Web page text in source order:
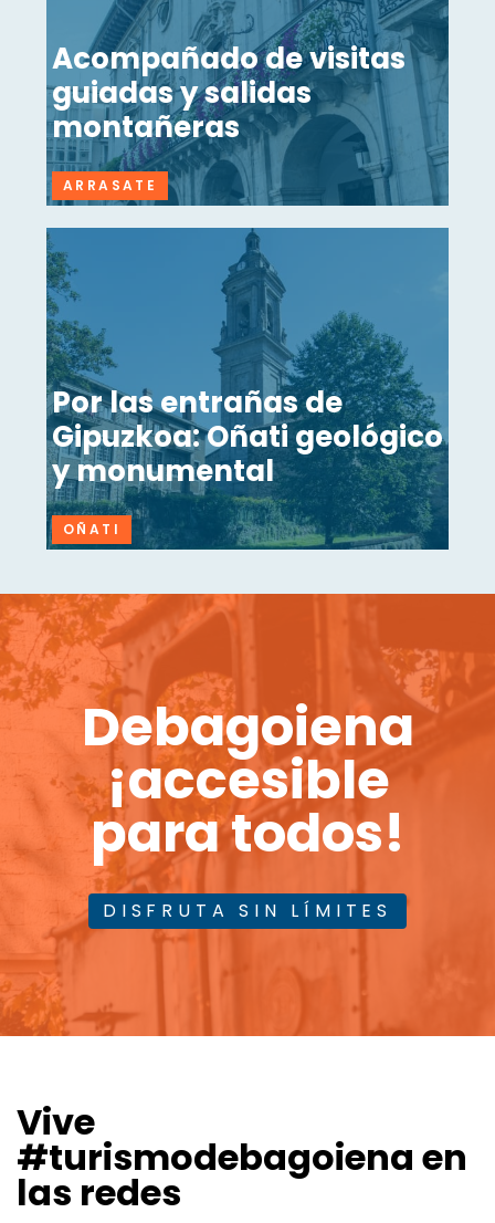
Acompañado de visitas
guiadas y salidas
montañeras
ARRASATE
Por las entrañas de
Gipuzkoa: Oñati geológico
y monumental
OÑATI
Debagoiena
¡accesible
para todos!
DISFRUTA SIN LÍMITES
Vive
#turismodebagoiena en
las redes